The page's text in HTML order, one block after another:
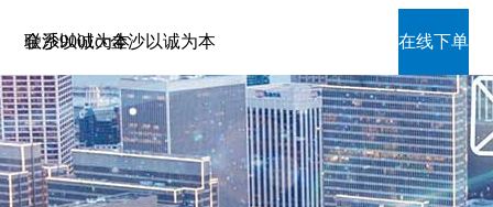
金沙以诚为本
联系9001cc金沙以诚为本 在线下单